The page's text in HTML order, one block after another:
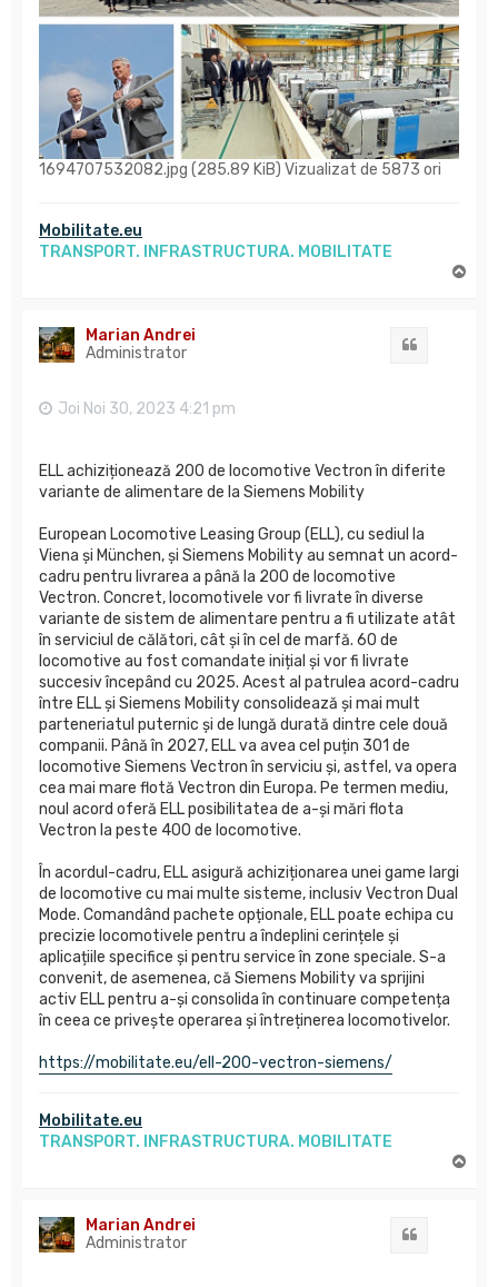
1694707532082.jpg (285.89 KiB) Vizualizat de 5873 ori
Mobilitate.eu
TRANSPORT. INFRASTRUCTURA. MOBILITATE
Marian Andrei
Administrator
Joi Noi 30, 2023 4:21 pm
ELL achiziționează 200 de locomotive Vectron în diferite
variante de alimentare de la Siemens Mobility
European Locomotive Leasing Group (ELL), cu sediul la
Viena și München, și Siemens Mobility au semnat un acord-
cadru pentru livrarea a până la 200 de locomotive
Vectron. Concret, locomotivele vor fi livrate în diverse
variante de sistem de alimentare pentru a fi utilizate atât
în serviciul de călători, cât și în cel de marfă. 60 de
locomotive au fost comandate inițial și vor fi livrate
succesiv începând cu 2025. Acest al patrulea acord-cadru
între ELL și Siemens Mobility consolidează și mai mult
parteneriatul puternic și de lungă durată dintre cele două
companii. Până în 2027, ELL va avea cel puțin 301 de
locomotive Siemens Vectron în serviciu și, astfel, va opera
cea mai mare flotă Vectron din Europa. Pe termen mediu,
noul acord oferă ELL posibilitatea de a-și mări flota
Vectron la peste 400 de locomotive.
În acordul-cadru, ELL asigură achiziționarea unei game largi
de locomotive cu mai multe sisteme, inclusiv Vectron Dual
Mode. Comandând pachete opționale, ELL poate echipa cu
precizie locomotivele pentru a îndeplini cerințele și
aplicațiile specifice și pentru service în zone speciale. S-a
convenit, de asemenea, că Siemens Mobility va sprijini
activ ELL pentru a-și consolida în continuare competența
în ceea ce privește operarea și întreținerea locomotivelor.
https://mobilitate.eu/ell-200-vectron-siemens/
Mobilitate.eu
TRANSPORT. INFRASTRUCTURA. MOBILITATE
Marian Andrei
Administrator